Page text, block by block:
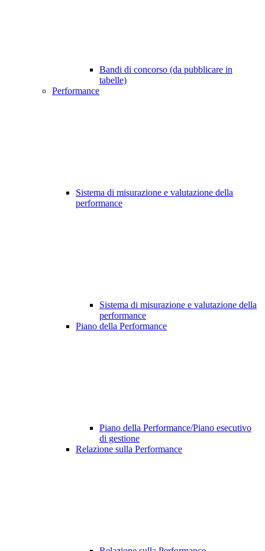
Bandi di concorso (da pubblicare in
tabelle)
Performance
Sistema di misurazione e valutazione della
performance
Sistema di misurazione e valutazione della
performance
Piano della Performance
Piano della Performance/Piano esecutivo
di gestione
Relazione sulla Performance